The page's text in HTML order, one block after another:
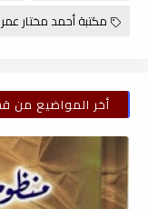
مكتبة أحمد مختار عمر
أخر المواضيع من